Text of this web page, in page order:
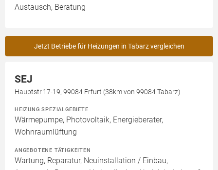
Austausch, Beratung
Jetzt Betriebe für Heizungen in Tabarz vergleichen
SEJ
Hauptstr.17-19, 99084 Erfurt (38km von 99084 Tabarz)
HEIZUNG SPEZIALGEBIETE
Wärmepumpe, Photovoltaik, Energieberater,
Wohnraumlüftung
ANGEBOTENE TÄTIGKEITEN
Wartung, Reparatur, Neuinstallation / Einbau,